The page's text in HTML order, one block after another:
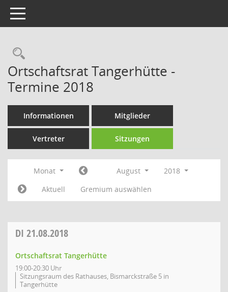
Toggle navigation
Rechercheauswahl
Ortschaftsrat Tangerhütte -
Termine 2018
Informationen Mitglieder
Vertreter Sitzungen
Monat August
2018
Aktuell
Gremium auswählen
DI 21.08.2018
Ortschaftsrat Tangerhütte
19:00-20:30 Uhr
Sitzungsraum des Rathauses, Bismarckstraße 5 in
Tangerhütte